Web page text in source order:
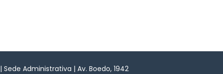
| Sede Administrativa | Av. Boedo, 1942